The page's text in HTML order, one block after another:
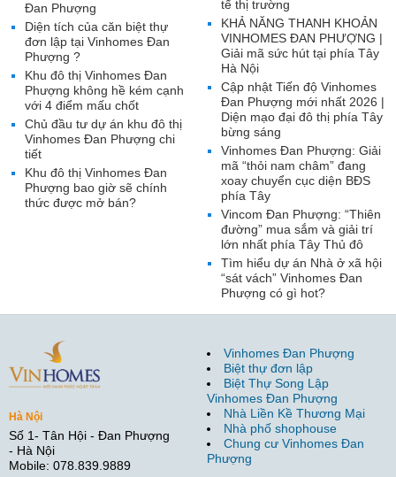
tế thị trường
KHẢ NĂNG THANH KHOẢN
VINHOMES ĐAN PHƯỢNG |
Giải mã sức hút tại phía Tây
Hà Nội
Cập nhật Tiến độ Vinhomes
Đan Phượng mới nhất 2026 |
Diện mạo đại đô thị phía Tây
bừng sáng
Vinhomes Đan Phượng: Giải
mã “thỏi nam châm” đang
xoay chuyển cục diện BĐS
phía Tây
Vincom Đan Phượng: “Thiên
đường” mua sắm và giải trí
lớn nhất phía Tây Thủ đô
Tìm hiểu dự án Nhà ở xã hội
“sát vách” Vinhomes Đan
Phượng có gì hot?
Đan Phượng
Diện tích của căn biệt thự
đơn lập tại Vinhomes Đan
Phượng ?
Khu đô thị Vinhomes Đan
Phượng không hề kém cạnh
với 4 điểm mấu chốt
Chủ đầu tư dự án khu đô thị
Vinhomes Đan Phượng chi
tiết
Khu đô thị Vinhomes Đan
Phượng bao giờ sẽ chính
thức được mở bán?
Hà Nội
Số 1- Tân Hội - Đan Phượng
- Hà Nội
Mobile: 078.839.9889
Vinhomes Đan Phượng
Biệt thự đơn lập
Biệt Thự Song Lập
Vinhomes Đan Phượng
Nhà Liền Kề Thương Mại
Nhà phố shophouse
Chung cư Vinhomes Đan
Phượng